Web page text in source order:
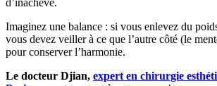
d’inachevé.
Imaginez une balance : si vous enlevez du
vous devez veiller à ce que l’autre côté (le
pour conserver l’harmonie.
Le docteur Djian, expert en chirurgie